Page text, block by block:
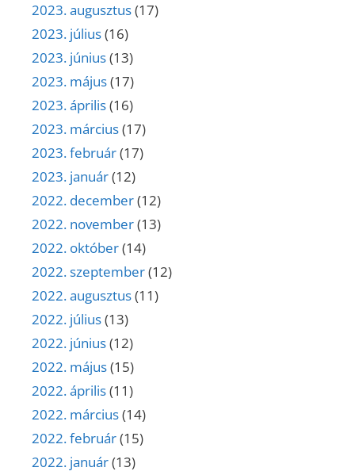
2023. augusztus(17)
2023. július(16)
2023. június(13)
2023. május(17)
2023. április(16)
2023. március(17)
2023. február(17)
2023. január(12)
2022. december(12)
2022. november(13)
2022. október(14)
2022. szeptember(12)
2022. augusztus(11)
2022. július(13)
2022. június(12)
2022. május(15)
2022. április(11)
2022. március(14)
2022. február(15)
2022. január(13)